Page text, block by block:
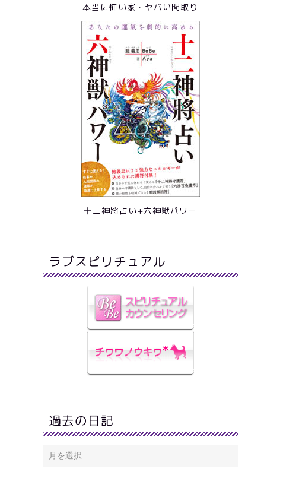
本当に怖い家・ヤバい間取り
十二神將占い+六神獣パワー
ラブスピリチュアル
過去の日記